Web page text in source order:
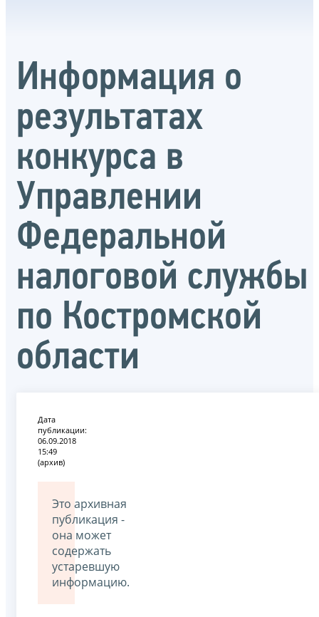
Информация о
результатах
конкурса в
Управлении
Федеральной
налоговой службы
по Костромской
области
Дата
публикации:
06.09.2018
15:49
(архив)
Это архивная
публикация -
она может
содержать
устаревшую
информацию.